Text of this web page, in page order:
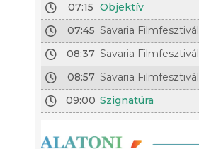
07:15 Objektív
07:45 Savaria Filmfesztivál
08:37 Savaria Filmfesztivál
08:57 Savaria Filmfesztivál
09:00 Szignatúra